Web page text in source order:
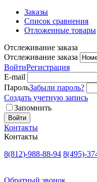
Заказы
Список сравнения
Отложенные товары
Отслеживание заказа
Отслеживание заказа
ВойтиРегистрация
E-mail
ПарольЗабыли пароль?
Создать учетную запись
Запомнить
Войти
Контакты
Контакты
8(812)-988-88-94 8(495)-